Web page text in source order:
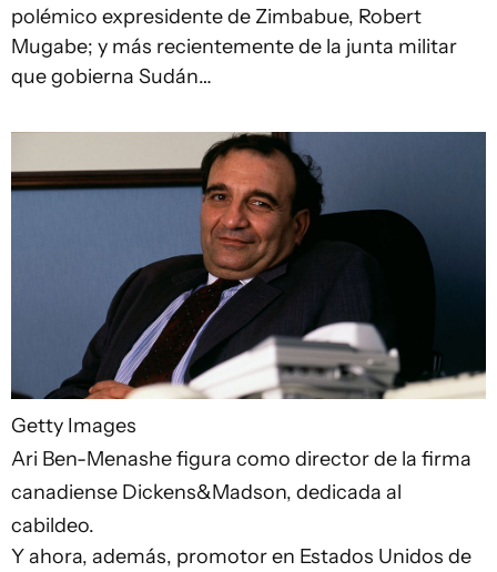
polémico expresidente de Zimbabue, Robert
Mugabe; y más recientemente de la junta militar
que gobierna Sudán…
Getty Images
Ari Ben-Menashe figura como director de la firma
canadiense Dickens&Madson, dedicada al
cabildeo.
Y ahora, además, promotor en Estados Unidos de